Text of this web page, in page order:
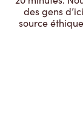
des gens
source